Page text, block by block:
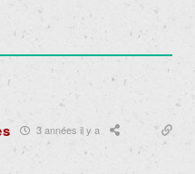
3 années il y a